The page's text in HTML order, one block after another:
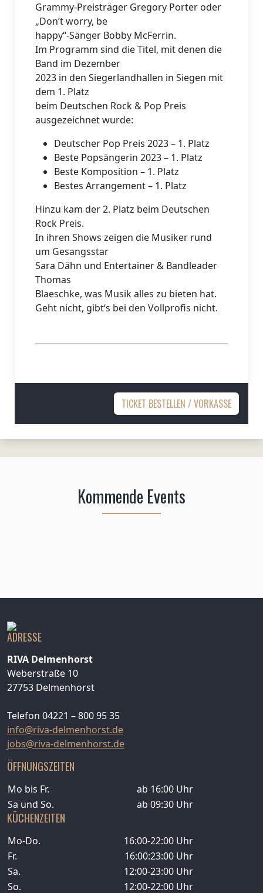
Grammy-Preisträger Gregory Porter oder
„Don’t worry, be
happy“-Sänger Bobby McFerrin.
Im Programm sind die Titel, mit denen die
Band im Dezember
2023 in den Siegerlandhallen in Siegen mit
dem 1. Platz
beim Deutschen Rock & Pop Preis
ausgezeichnet wurde:
Deutscher Pop Preis 2023 – 1. Platz
Beste Popsängerin 2023 – 1. Platz
Beste Komposition – 1. Platz
Bestes Arrangement – 1. Platz
Hinzu kam der 2. Platz beim Deutschen
Rock Preis.
In ihren Shows zeigen die Musiker rund
um Gesangsstar
Sara Dähn und Entertainer & Bandleader
Thomas
Blaeschke, was Musik alles zu bieten hat.
Geht nicht, gibt‘s bei den Vollprofis nicht.
TICKET BESTELLEN / VORKASSE
Kommende Events
ADRESSE
RIVA Delmenhorst
Weberstraße 10
27753 Delmenhorst
Telefon 04221 – 800 95 35
info@riva-delmenhorst.de
jobs@riva-delmenhorst.de
ÖFFNUNGSZEITEN
Mo bis Fr.
ab 16:00 Uhr
Sa und So.
ab 09:30 Uhr
KÜCHENZEITEN
Mo-Do.
16:00-22:00 Uhr
Fr.
16:00:23:00 Uhr
Sa.
12:00-23:00 Uhr
So.
12:00-22:00 Uhr